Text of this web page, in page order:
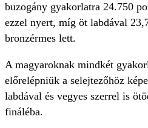
buzogány gyakorlatra 24.750
ezzel nyert, míg öt labdával
bronzérmes lett.
A magyaroknak mindkét
előrelépniük a selejtezőhöz
labdával és vegyes szerrel is
fináléba.